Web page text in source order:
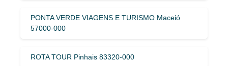
PONTA VERDE VIAGENS E TURISMO Maceió
57000-000
ROTA TOUR Pinhais 83320-000